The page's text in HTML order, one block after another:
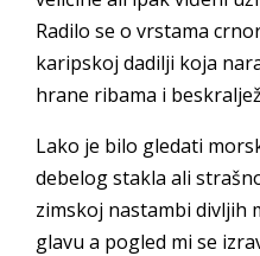
Radilo se o vrstama
karipskoj dadilji koja
hrane ribama i
Lako je bilo gledati
debelog stakla ali
zimskoj nastambi divljih
glavu a pogled mi se